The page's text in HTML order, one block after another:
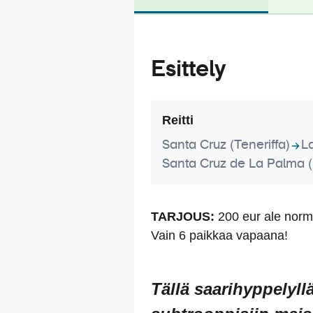
Esittely
Reitti
Santa Cruz (Teneriffa)
Santa Cruz de La Palma
TARJOUS: 200 eur ale
Vain 6 paikkaa vapaana!
Tällä